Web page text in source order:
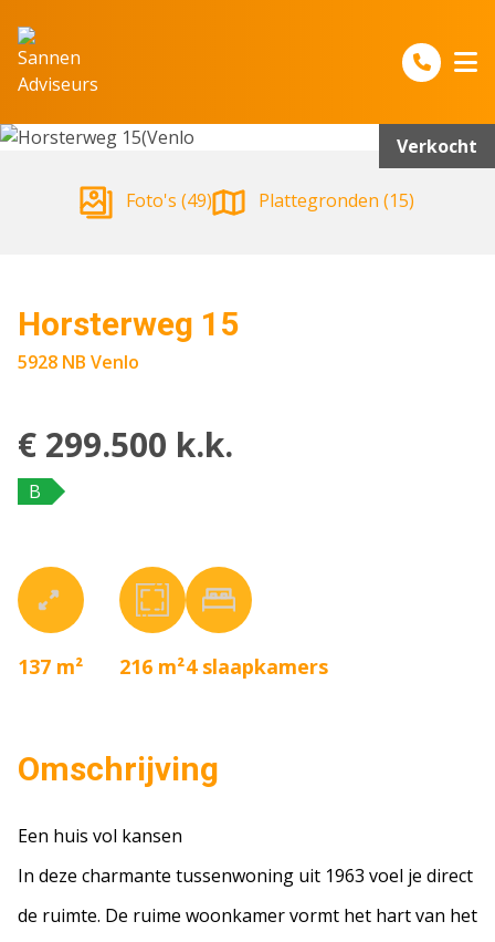
Verkocht
Foto's (49) Plattegronden (15)
Horsterweg 15
5928 NB Venlo
€ 299.500 k.k.
B
137 m² 216 m²4 slaapkamers
Omschrijving
Een huis vol kansen
In deze charmante tussenwoning uit 1963 voel je direct
de ruimte. De ruime woonkamer vormt het hart van het